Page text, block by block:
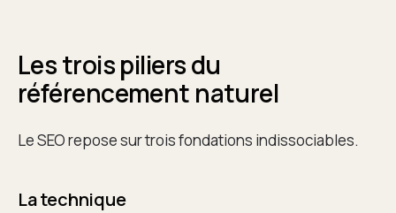
Les trois piliers du
référencement naturel
Le SEO repose sur trois fondations indissociables.
La technique